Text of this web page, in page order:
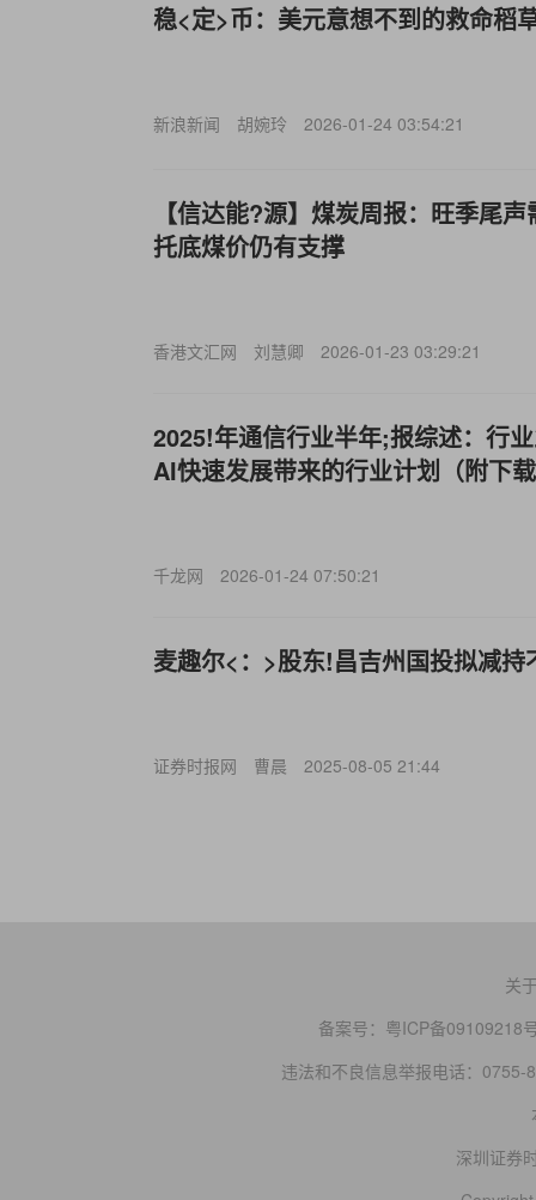
稳<定>币：美元意想不到的救命稻
新浪新闻 胡婉玲 2026-01-24 03:54:21
【信达能?源】煤炭周报：旺季尾
托底煤价仍有支撑
香港文汇网 刘慧卿 2026-01-23 03:29:21
2025!年通信行业半年;报综述：行
AI快速发展带来的行业计划（附下
千龙网 2026-01-24 07:50:21
麦趣尔<：>股东!昌吉州国投拟减持
证券时报网 曹晨 2025-08-05 21:44
关
备案号： 粤ICP备09109218
违法和不良信息举报电话：0755-
深圳证券